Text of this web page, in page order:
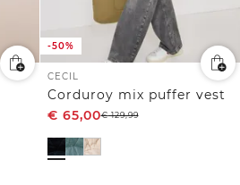
-50%
CECIL
Corduroy mix puffer vest
€ 65,00€129,99